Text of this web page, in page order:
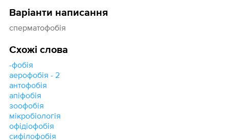
Варіанти написання
сперматофобія
Схожі слова
-фобія
аерофобія - 2
антофобія
апіфобія
зоофобія
мікробіологія
офідіофобія
сифілофобія